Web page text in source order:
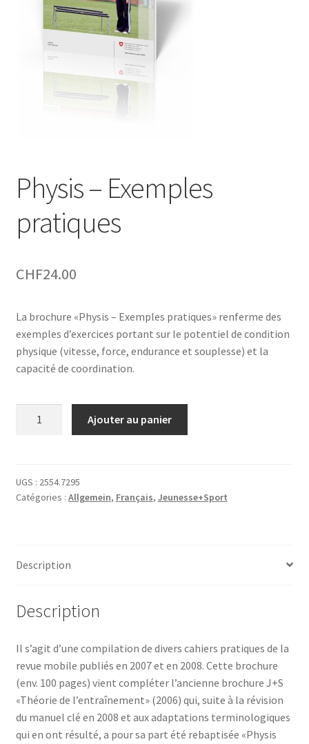
Physis – Exemples
pratiques
CHF24.00
La brochure «Physis – Exemples pratiques» renferme des
exemples d’exercices portant sur le potentiel de condition
physique (vitesse, force, endurance et souplesse) et la
capacité de coordination.
Exemples
pratiques
Ajouter au panier
UGS : 2554.7295
Catégories : Allgemein, Français, Jeunesse+Sport
Description
Description
Il s’agit d’une compilation de divers cahiers pratiques de la
revue mobile publiés en 2007 et en 2008. Cette brochure
(env. 100 pages) vient compléter l’ancienne brochure J+S
«Théorie de l’entraînement» (2006) qui, suite à la révision
du manuel clé en 2008 et aux adaptations terminologiques
qui en ont résulté, a pour sa part été rebaptisée «Physis